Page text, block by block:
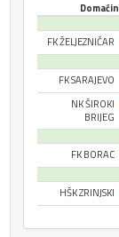
Domaćin
FK ŽELJEZNIČAR
FK SARAJEVO
NK ŠIROKI
BRIJEG
FK BORAC
HŠK ZRINJSKI